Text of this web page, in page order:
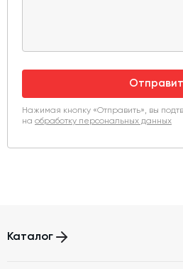
Нажимая кнопку «Отправить», вы
на обработку персональных данных
Каталог